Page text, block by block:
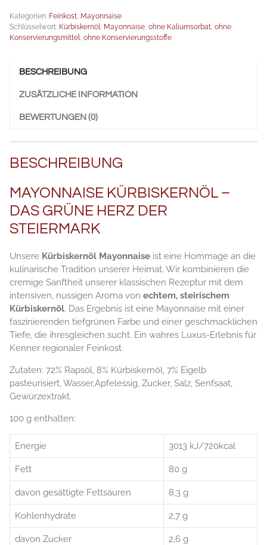
Anzahl
Kategorien: Feinkost Mayonnaise
Schlüsselwort: Kürbiskernöl Mayonnaise ohne Kaliumsorbat ohne
Konservierungsmittel
ohne Konservierungsstoffe
BESCHREIBUNG
ZUSÄTZLICHE INFORMATION
BEWERTUNGEN (0)
BESCHREIBUNG
MAYONNAISE KÜRBISKERNÖL –
DAS GRÜNE HERZ DER
STEIERMARK
Unsere Kürbiskernöl Mayonnaise ist eine Hommage an die
kulinarische Tradition unserer Heimat. Wir kombinieren die
cremige Sanftheit unserer klassischen Rezeptur mit dem
intensiven, nussigen Aroma von echtem, steirischem
Kürbiskernöl. Das Ergebnis ist eine Mayonnaise mit einer
faszinierenden tiefgrünen Farbe und einer geschmacklichen
Tiefe, die ihresgleichen sucht. Ein wahres Luxus-Erlebnis für
Kenner regionaler Feinkost.
Zutaten: 72% Rapsöl, 8% Kürbiskernöl, 7% Eigelb
pasteurisiert, Wasser,Apfelessig, Zucker, Salz, Senfsaat,
Gewürzextrakt.
100 g enthalten:
Energie 3013 kJ/720kcal
Fett 80 g
davon gesättigte Fettsäuren 8,3 g
Kohlenhydrate 2,7 g
davon Zucker 2,6 g